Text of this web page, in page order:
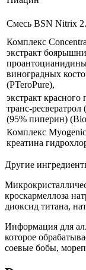
Смесь BSN Nitrix
Комплекс
экстракт
виноградных
(PTeroPure),
экстракт
транс-ресвератрол
(95% пиперин)
Комплекс
креатина
Другие
кроскармеллоза
диоксид титана,
Информация для
которое
соевые бобы,